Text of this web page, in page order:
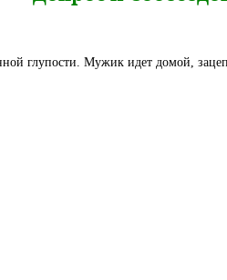
глупости. Мужик идет домой,